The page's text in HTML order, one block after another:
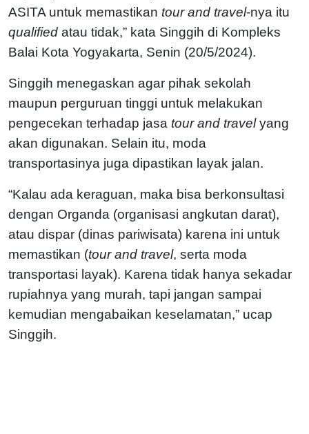
ASITA untuk memastikan tour and travel-nya itu
qualified atau tidak,” kata Singgih di Kompleks
Balai Kota Yogyakarta, Senin (20/5/2024).
Singgih menegaskan agar pihak sekolah
maupun perguruan tinggi untuk melakukan
pengecekan terhadap jasa tour and travelyang
akan digunakan. Selain itu, moda
transportasinya juga dipastikan layak jalan.
“Kalau ada keraguan, maka bisa berkonsultasi
dengan Organda (organisasi angkutan darat),
atau dispar (dinas pariwisata) karena ini untuk
memastikan (tour and travel, serta moda
transportasi layak). Karena tidak hanya sekadar
rupiahnya yang murah, tapi jangan sampai
kemudian mengabaikan keselamatan,” ucap
Singgih.